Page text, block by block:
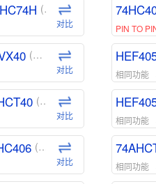
(东芝-Toshiba)
对比
(安森美-ON)
对比
(安森美-ON)
对比
(安森美-ON)
对比
PIN TO
相同功能
相同功能
相同功能